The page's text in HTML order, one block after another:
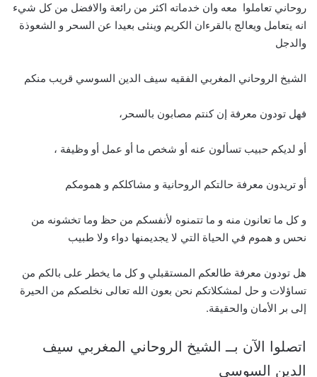
روحاني تعاملوا معه وان خدماته اكثر من رائعة والافضل من كل شيء
انه يتعامل ويعالج بالقرءان الكريم وينئى بعيدا عن السحر و الشعوذة
والدجل
الشيخ الروحاني المغربي الفقيه سيف الدين السوسي قريب منكم
فهل تودون معرفة إن كنتم مصابون بالسحر،
أو لديكم حبيب تسألون عنه أو شخص ما أو عمل أو وظيفة ،
أو تريدون معرفة حالتكم الروحانية و مشاكلكم و همومكم
و كل ما تعانون منه و ما تتمنوه لأنفسكم من حظ وما تخشونه من
نحس و هموم في الحياة التي لا يجديمنها دواء ولا طبيب
هل تودون معرفة طالعكم المستقبلي و كل ما يخطر على بالكم من
تساؤلات و حل لمشكلاتكم نحن بعون الله تعالى نخلصكم من الحيرة
إلى بر الأمان والحقيقة.
اتصلوا الآن بــ الشيخ الروحاني المغربي سيف
الدين السوسي